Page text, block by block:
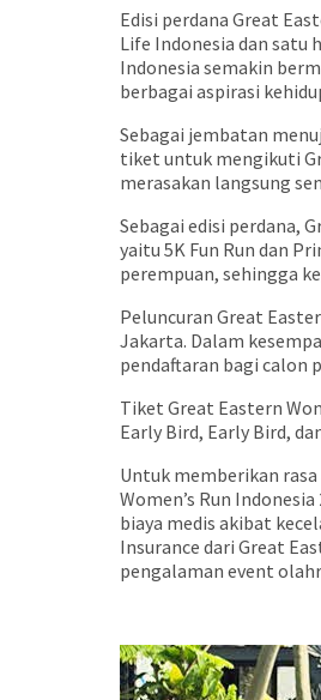
Edisi perdana Great
Life Indonesia dan satu
Indonesia semakin
berbagai aspirasi
Sebagai jembatan
tiket untuk mengikuti
merasakan langsung
Sebagai edisi perdana,
yaitu 5K Fun Run dan
perempuan, sehingga
Peluncuran Great
Jakarta. Dalam
pendaftaran bagi calon
Tiket Great Eastern
Early Bird, Early Bird,
Untuk memberikan
Women’s Run
biaya medis akibat
Insurance dari Great
pengalaman event